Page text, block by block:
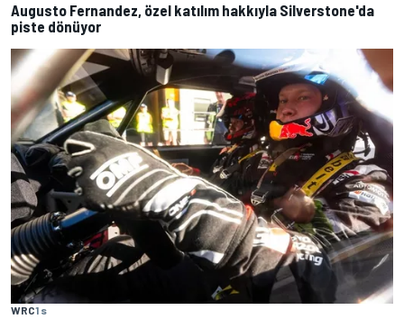
Augusto Fernandez, özel katılım hakkıyla Silverstone'da
piste dönüyor
WRC1 s